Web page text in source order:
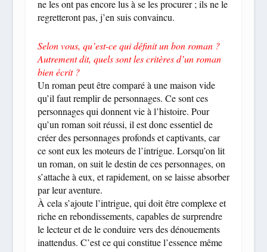
ne les ont pas encore lus à se les procurer ; ils ne le
regretteront pas, j’en suis convaincu.
Selon vous, qu’est-ce qui définit un bon roman ?
Autrement dit, quels sont les critères d’un roman
bien écrit ?
Un roman peut être comparé à une maison vide
qu’il faut remplir de personnages. Ce sont ces
personnages qui donnent vie à l’histoire. Pour
qu’un roman soit réussi, il est donc essentiel de
créer des personnages profonds et captivants, car
ce sont eux les moteurs de l’intrigue. Lorsqu’on lit
un roman, on suit le destin de ces personnages, on
s’attache à eux, et rapidement, on se laisse absorber
par leur aventure.
À cela s’ajoute l’intrigue, qui doit être complexe et
riche en rebondissements, capables de surprendre
le lecteur et de le conduire vers des dénouements
inattendus. C’est ce qui constitue l’essence même